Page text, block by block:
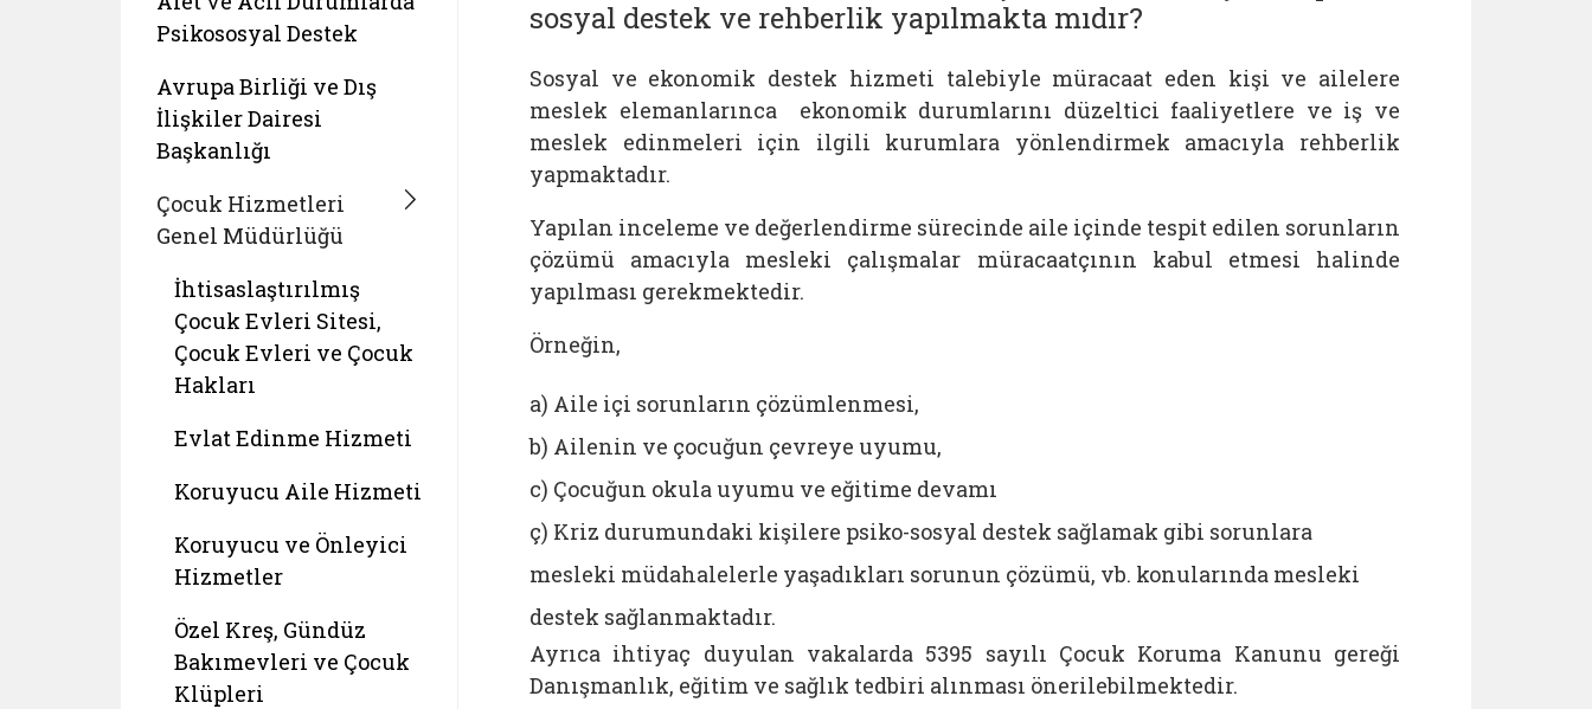
Psikososyal Destek
Avrupa Birliği ve Dış
İlişkiler Dairesi
Başkanlığı
Çocuk Hizmetleri
Genel Müdürlüğü
İhtisaslaştırılmış
Çocuk Evleri Sitesi,
Çocuk Evleri ve Çocuk
Hakları
Evlat Edinme Hizmeti
Koruyucu Aile Hizmeti
Koruyucu ve Önleyici
Hizmetler
Özel Kreş, Gündüz
Bakımevleri ve Çocuk
Klüpleri
sosyal destek ve rehberlik yapılmakta mıdır?
Sosyal ve ekonomik destek hizmeti talebiyle müracaat eden kişi ve ailelere
meslek elemanlarınca ekonomik durumlarını düzeltici faaliyetlere ve iş ve
meslek edinmeleri için ilgili kurumlara yönlendirmek amacıyla rehberlik
yapmaktadır.
Yapılan inceleme ve değerlendirme sürecinde aile içinde tespit edilen sorunların
çözümü amacıyla mesleki çalışmalar müracaatçının kabul etmesi halinde
yapılması gerekmektedir.
Örneğin,
a) Aile içi sorunların çözümlenmesi,
b) Ailenin ve çocuğun çevreye uyumu,
c) Çocuğun okula uyumu ve eğitime devamı
ç) Kriz durumundaki kişilere psiko-sosyal destek sağlamak gibi sorunlara
mesleki müdahalelerle yaşadıkları sorunun çözümü, vb. konularında mesleki
destek sağlanmaktadır.
Ayrıca ihtiyaç duyulan vakalarda 5395 sayılı Çocuk Koruma Kanunu gereği
Danışmanlık, eğitim ve sağlık tedbiri alınması önerilebilmektedir.